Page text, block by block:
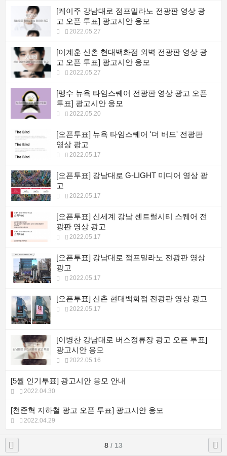
[케이주 강남대로 점프밀라노 전광판 영상 광
고 오픈 투표] 광고시안 응모
2022.05.27
[이계훈 신촌 현대백화점 외벽 전광판 영상 광
고 오픈 투표] 광고시안 응모
2022.05.27
[펭수 뉴욕 타임스퀘어 전광판 영상 광고 오픈
투표] 광고시안 응모
2022.05.20
[오픈투표] 뉴욕 타임스퀘어 '더 버드' 전광판
영상 광고
2022.05.17
[오픈투표] 강남대로 G-LIGHT 미디어 영상 광
고
2022.05.17
[오픈투표] 신세계 강남 센트럴시티 스퀘어 전
광판 영상 광고
2022.05.17
[오픈투표] 강남대로 점프밀라노 전광판 영상
광고
2022.05.17
[오픈투표] 신촌 현대백화점 전광판 영상 광고
2022.05.17
[이병찬 강남대로 버스정류장 광고 오픈 투표]
광고시안 응모
2022.05.16
[5월 인기투표] 광고시안 응모 안내
2022.04.30
[천준혁 지하철 광고 오픈 투표] 광고시안 응모
2022.04.29
8 / 13